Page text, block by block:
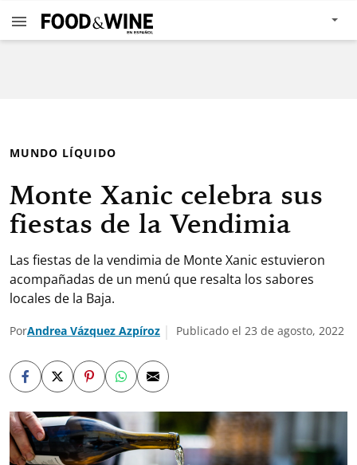
MUNDO LÍQUIDO
Monte Xanic celebra sus
fiestas de la Vendimia
Las fiestas de la vendimia de Monte Xanic estuvieron
acompañadas de un menú que resalta los sabores
locales de la Baja.
PorAndrea Vázquez Azpíroz Publicado el 23 de agosto, 2022